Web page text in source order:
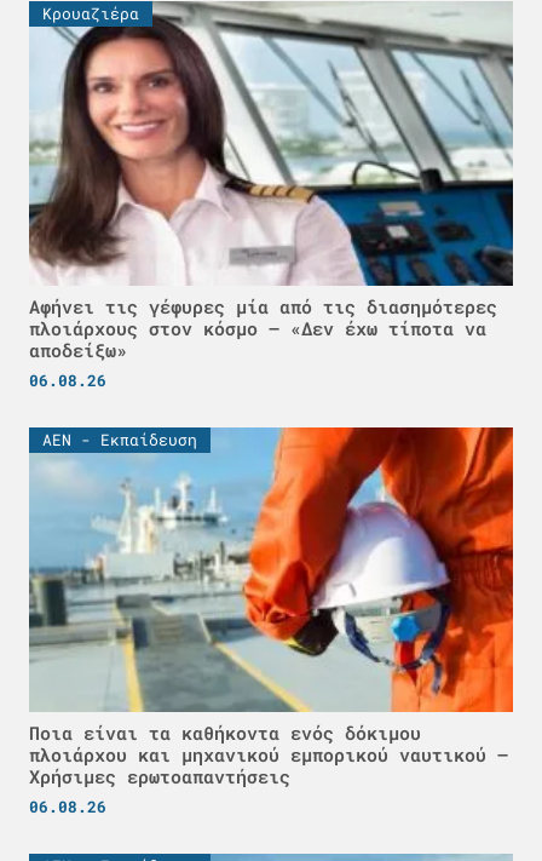
Κρουαζιέρα
Αφήνει τις γέφυρες μία από τις διασημότερες
πλοιάρχους στον κόσμο – «Δεν έχω τίποτα να
αποδείξω»
06.08.26
ΑΕΝ - Εκπαίδευση
Ποια είναι τα καθήκοντα ενός δόκιμου
πλοιάρχου και μηχανικού εμπορικού ναυτικού –
Χρήσιμες ερωτοαπαντήσεις
06.08.26